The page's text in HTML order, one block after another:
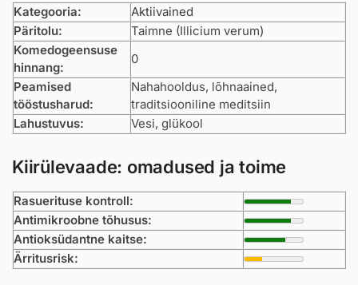
Kategooria:
Aktiivained
Päritolu:
Taimne (Illicium verum)
Komedogeensuse
hinnang:
0
Peamised
tööstusharud:
Nahahooldus, lõhnaained,
traditsiooniline meditsiin
Lahustuvus:
Vesi, glükool
Kiirülevaade: omadused ja toime
Rasuerituse kontroll:
Antimikroobne tõhusus:
Antioksüdantne kaitse:
Ärritusrisk: